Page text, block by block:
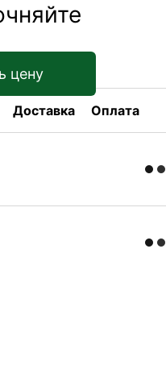
цену
Доставка Оплата